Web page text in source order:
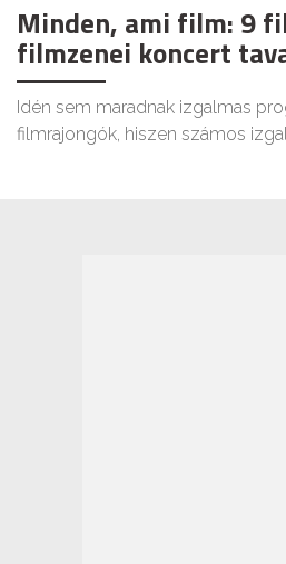
Minden, ami film: 9
filmzenei koncert
Idén sem maradnak izgalmas
filmrajongók, hiszen számos